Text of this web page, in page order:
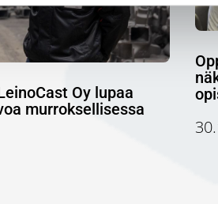
Oy lupaa
murroksellisessa